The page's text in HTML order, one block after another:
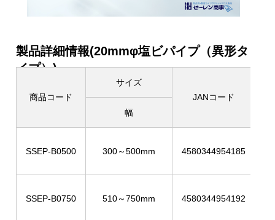
製品詳細情報(20mmφ塩ビパイプ（異形タ
イプ）)
商品コード
サイズ
JANコード
幅
SSEP-B0500 300～500mm 4580344954185
SSEP-B0750 510～750mm 4580344954192